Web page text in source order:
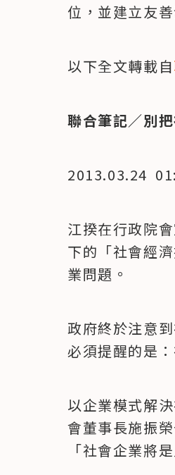
位，並建立友
以下全文轉載自
聯合筆記／別
2013.03.24
江揆在行政院
下的「社會經
業問題。
政府終於注意
必須提醒的是
以企業模式解
會董事長施振
「社會企業將